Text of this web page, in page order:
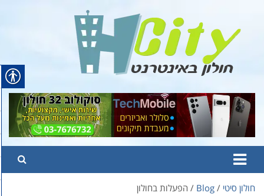
content
Hcity – חולון באינטרנט
פורטל החדשות והמידע של חולון
חולון סיטי Blog הפעלות בחולון